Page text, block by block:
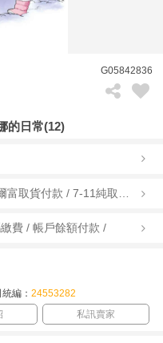
G05842836
的日常(12)
費 / 帳戶餘額付款 /
編： 24553282
私訊賣家